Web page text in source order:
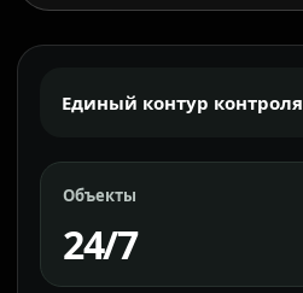
Единый контур контроля
Объекты
24/7